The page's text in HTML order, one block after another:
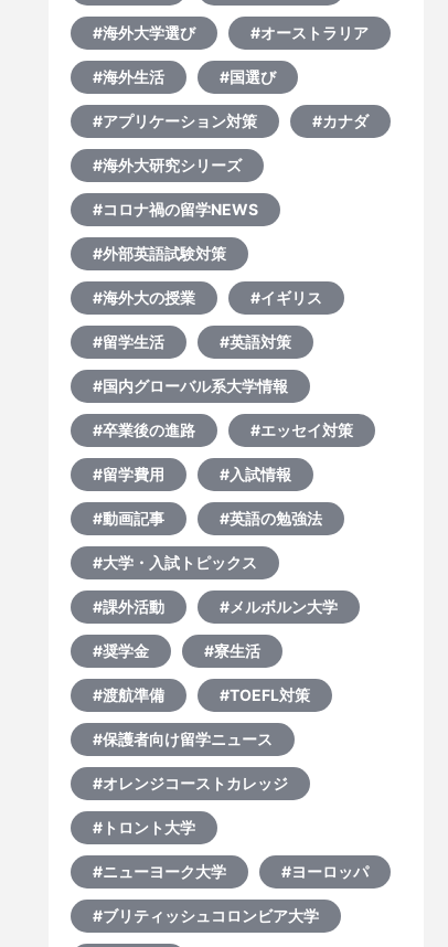
#海外大学選び #オーストラリア
#海外生活 #国選び
#アプリケーション対策 #カナダ
#海外大研究シリーズ
#コロナ禍の留学NEWS
#外部英語試験対策
#海外大の授業 #イギリス
#留学生活 #英語対策
#国内グローバル系大学情報
#卒業後の進路 #エッセイ対策
#留学費用 #入試情報
#動画記事 #英語の勉強法
#大学・入試トピックス
#課外活動 #メルボルン大学
#奨学金 #寮生活
#渡航準備 #TOEFL対策
#保護者向け留学ニュース
#オレンジコーストカレッジ
#トロント大学
#ニューヨーク大学 #ヨーロッパ
#ブリティッシュコロンビア大学